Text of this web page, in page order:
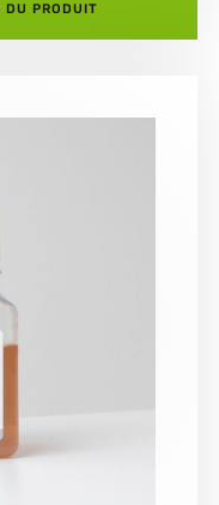
DU PRODUIT